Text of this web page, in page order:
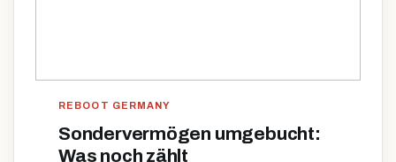
REBOOT GERMANY
Sondervermögen umgebucht:
Was noch zählt